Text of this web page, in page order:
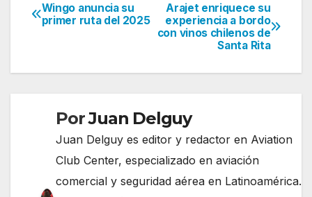
Navegación
entradas
Arajet enriquece su
experiencia a bordo
con vinos chilenos de
Santa Rita
Wingo anuncia su
primer ruta del 2025
PorJuan Delguy
Juan Delguy es editor y redactor en Aviation
Club Center, especializado en aviación
comercial y seguridad aérea en Latinoamérica.